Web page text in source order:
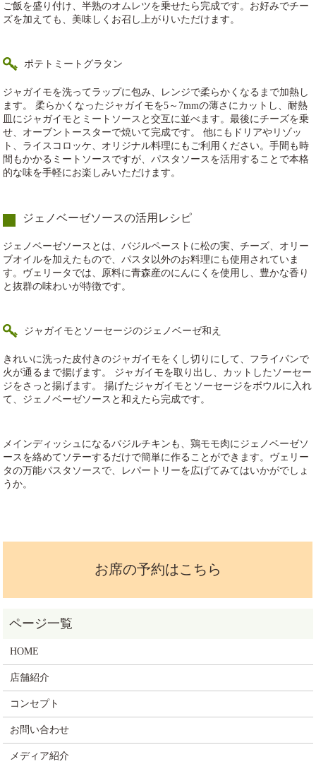
ご飯を盛り付け、半熟のオムレツを乗せたら完成です。お好みでチー
ズを加えても、美味しくお召し上がりいただけます。
ポテトミートグラタン
ジャガイモを洗ってラップに包み、レンジで柔らかくなるまで加熱し
ます。 柔らかくなったジャガイモを5～7mmの薄さにカットし、耐熱
皿にジャガイモとミートソースと交互に並べます。最後にチーズを乗
せ、オーブントースターで焼いて完成です。 他にもドリアやリゾッ
ト、ライスコロッケ、オリジナル料理にもご利用ください。手間も時
間もかかるミートソースですが、パスタソースを活用することで本格
的な味を手軽にお楽しみいただけます。
ジェノベーゼソースの活用レシピ
ジェノベーゼソースとは、バジルペーストに松の実、チーズ、オリー
ブオイルを加えたもので、パスタ以外のお料理にも使用されていま
す。ヴェリータでは、原料に青森産のにんにくを使用し、豊かな香り
と抜群の味わいが特徴です。
ジャガイモとソーセージのジェノベーゼ和え
きれいに洗った皮付きのジャガイモをくし切りにして、フライパンで
火が通るまで揚げます。 ジャガイモを取り出し、カットしたソーセー
ジをさっと揚げます。 揚げたジャガイモとソーセージをボウルに入れ
て、ジェノベーゼソースと和えたら完成です。
メインディッシュになるバジルチキンも、鶏モモ肉にジェノベーゼソ
ースを絡めてソテーするだけで簡単に作ることができます。ヴェリー
タの万能パスタソースで、レパートリーを広げてみてはいかがでしょ
うか。
お席の予約はこちら
HOME
店舗紹介
コンセプト
お問い合わせ
メディア紹介